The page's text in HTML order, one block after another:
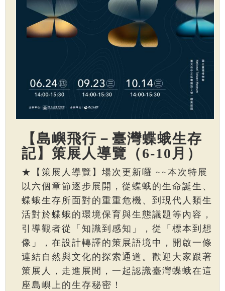
【島嶼飛行－臺灣蝶蛾生存
記】策展人導覽（6-10月）
★【策展人導覽】場次更新囉 ~~本次特展
以六個章節逐步展開，從蝶蛾的生命誕生、
蝶蛾生存所面對的重重危機、到現代人類生
活對於蝶蛾的環境保育與生態議題等內容，
引導觀者從「知識到感知」，從「標本到想
像」，在設計轉譯的策展語境中，開啟一條
連結自然與文化的探索通道。歡迎大家跟著
策展人，走進展間，一起認識臺灣蝶蛾在這
座島嶼上的生存秘密！